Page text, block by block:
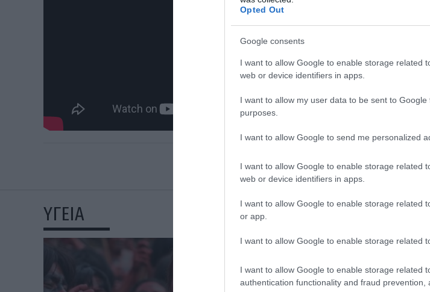
Opted Out
Google consents
I want to allow Google to enable storage related
web or device identifiers in apps.
I want to allow my user data to be sent to
purposes.
I want to allow Google to send me personalized
I want to allow Google to enable storage related
web or device identifiers in apps.
I want to allow Google to enable storage related
or app.
I want to allow Google to enable storage related
I want to allow Google to enable storage related
authentication functionality and fraud prevention,
ΥΓΕΙΑ